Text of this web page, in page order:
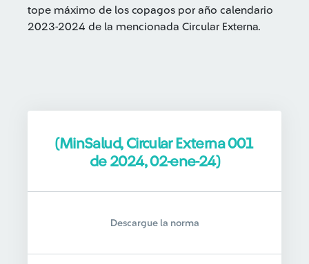
tope máximo de los copagos por año calendario
2023-2024 de la mencionada Circular Externa.
(MinSalud, Circular Externa 001
de 2024, 02-ene-24)
Descargue la norma